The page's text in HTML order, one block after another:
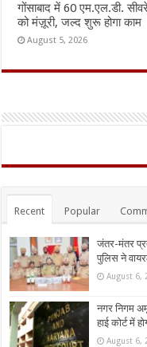
गोंसाबाद में 60 एम.एल.डी.
को मंज़ूरी, जल्द शुरू होगा काम
August 5, 2026
Recent Popular
जंतर-मंतर
पुलिस ने
August 6,
नगर निगम
हाई कोर्ट में
August 6,